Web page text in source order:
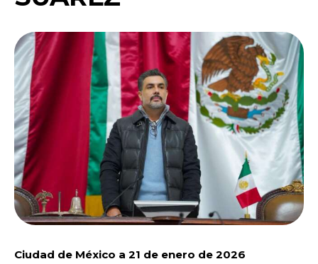
Ciudad de México a 21 de enero de 2026